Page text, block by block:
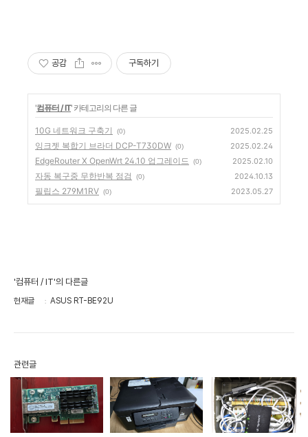
공감 구독하기
'컴퓨터 / IT' 카테고리의 다른 글
10G 네트워크 구축기 (0) 2025.02.25
잉크젯 복합기 브라더 DCP-T730DW (0) 2025.02.24
EdgeRouter X OpenWrt 24.10 업그레이드 (0) 2025.02.10
자동 복구중 무한반복 점검 (0) 2024.10.13
필립스 279M1RV (0) 2023.05.27
'컴퓨터 / IT'의 다른글
현재글 ASUS RT-BE92U
관련글